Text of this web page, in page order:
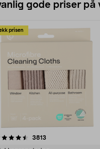
gode priser på
prisen
3813
4.5av 5 stjerner